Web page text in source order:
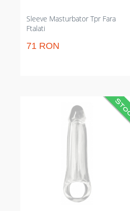
Sleeve Masturbator Tpr Fara
Ftalati
71 RON
Extensie mădular clar pentru
creștere vizibilă a lungimii și
grosimii. Reduce sensibilitatea
pentru prolongația actului și
majorității dimensiunilor și e
rezistent la apă pentru jocuri fără
griji în intimitate simple și sigure.